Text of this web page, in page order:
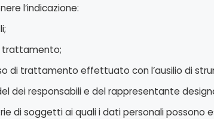
l’indicazione:
trattamento;
di trattamento effettuato con l’ausilio di
dei responsabili e del rappresentante
di soggetti ai quali i dati personali possono